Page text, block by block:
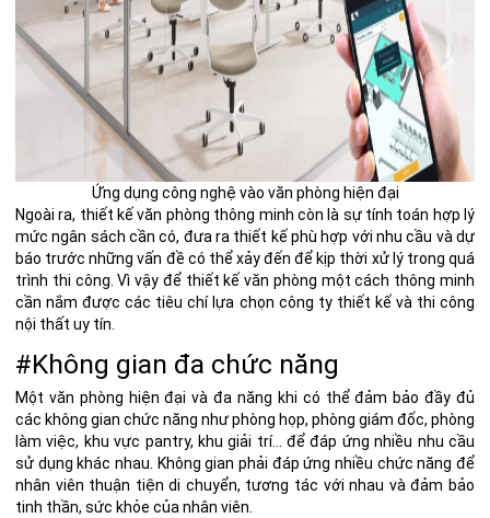
Ứng dụng công nghệ vào văn phòng hiện đại
Ngoài ra, thiết kế văn phòng thông minh còn là sự tính toán hợp lý
mức ngân sách cần có, đưa ra thiết kế phù hợp với nhu cầu và dự
báo trước những vấn đề có thể xảy đến để kịp thời xử lý trong quá
trình thi công. Vì vậy để thiết kế văn phòng một cách thông minh
cần nắm đượccác tiêu chí lựa chọn công ty thiết kế và thi công
nội thất uy tín.
#Không gian đa chức năng
Một văn phòng hiện đại và đa năng khi có thể đảm bảo đầy đủ
các không gian chức năng như phòng họp, phòng giám đốc, phòng
làm việc, khu vực pantry, khu giải trí… để đáp ứng nhiều nhu cầu
sử dụng khác nhau.
Không gian phải đáp ứng nhiều chức năng để
nhân viên thuận tiện di chuyển, tương tác với nhau và đảm bảo
tinh thần, sức khỏe của nhân viên.